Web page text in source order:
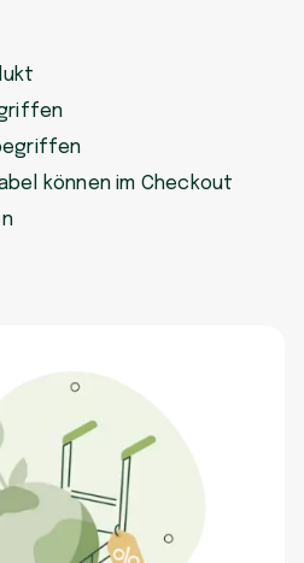
können im Checkout